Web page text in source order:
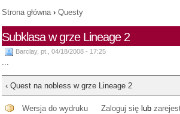
Strona główna ›Questy
Subklasa w grze Lineage 2
Barclay, pt., 04/18/2008 - 17:25
‹ Quest na nobless w grze Lineage 2
Wersja do wydruku Zaloguj sięlub